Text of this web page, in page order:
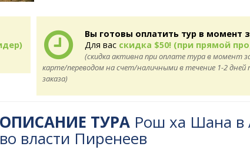
Вы готовы оплатить тур в момент
Для вас скидка $50! (при прямой
(скидка активна при оплате тура в момент
карте/переводом на счет/наличными в течение 1-2 дней
заказа)
ОПИСАНИЕ ТУРА Рош ха Шана в
во власти Пиренеев